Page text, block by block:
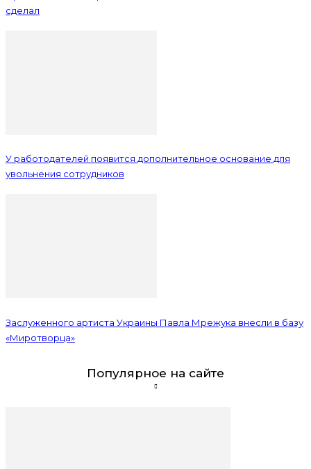
сделал
У работодателей появится дополнительное основание для
увольнения сотрудников
Заслуженного артиста Украины Павла Мрежука внесли в базу
«Миротворца»
Популярное на сайте